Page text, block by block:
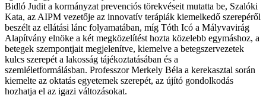
Bidló Judit a kormányzat prevenciós törekvéseit mutatta be, Szalóki
Kata, az AIPM vezetője az innovatív terápiák kiemelkedő szerepéről
beszélt az ellátási lánc folyamatában, míg Tóth Icó a Mályvavirág
Alapítvány elnöke a két megközelítést hozta közelebb egymáshoz, a
betegek szempontjait megjelenítve, kiemelve a betegszervezetek
kulcs szerepét a lakosság tájékoztatásában és a
szemléletformálásban. Professzor Merkely Béla a kerekasztal során
kiemelte az oktatás egyetemek szerepét, az újító gondolkodás
hozhatja el az igazi változásokat.